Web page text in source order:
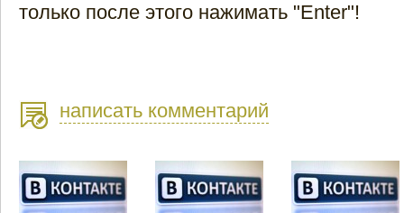
только после этого нажимать "Enter"!
написать комментарий